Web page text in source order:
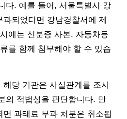
다. 예를 들어, 서울특별시 강
되었다면 강남경찰서에 제
에는 신분증 사본, 자동차등
를 함께 첨부해야 할 수 있습
해당 기관은 사실관계를 조사
의 적법성을 판단합니다. 만
면 과태료 부과 처분은 취소됩